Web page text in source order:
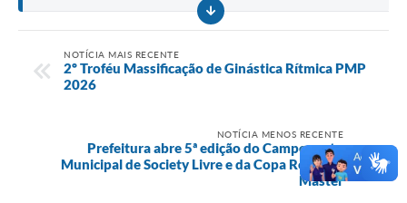
NOTÍCIA MAIS RECENTE
2º Troféu Massificação de Ginástica Rítmica PMP
2026
NOTÍCIA MENOS RECENTE
Prefeitura abre 5ª edição do Campeonato
Municipal de Society Livre e da Copa Regional
Master